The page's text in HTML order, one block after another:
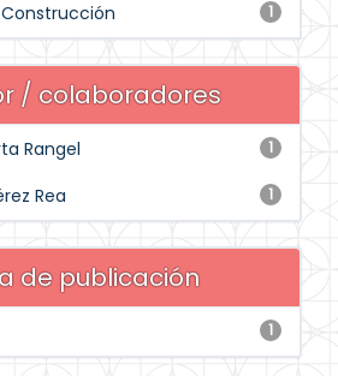
1
/ colaboradores
1
Rangel
1
Rea
de publicación
1